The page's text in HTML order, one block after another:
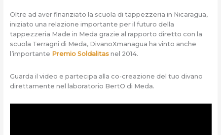
Oltre ad aver finanziato la scuola di tappezzeria in Nicaragua,
iniziato una relazione importante per il futuro della
tappezzeria Made in Meda grazie al rapporto diretto con la
scuola Terragni di Meda, DivanoXmanagua ha vinto anche
l’importante Premio Soldalitasnel 2014.
Guarda il video e partecipa alla co-creazione del tuo divano
direttamente nel laboratorio BertO di Meda.